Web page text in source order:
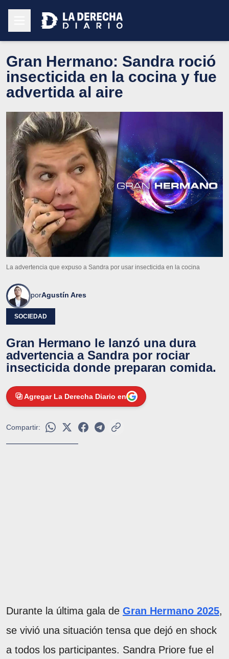
Gran Hermano: Sandra roció
insecticida en la cocina y fue
advertida al aire
La advertencia que expuso a Sandra por usar insecticida en la cocina
porAgustín Ares
SOCIEDAD
Gran Hermano le lanzó una dura
advertencia a Sandra por rociar
insecticida donde preparan comida.
Agregar La Derecha Diario en
Compartir:
Durante la última gala de Gran Hermano 2025,
se vivió una situación tensa que dejó en shock
a todos los participantes. Sandra Priore fue el